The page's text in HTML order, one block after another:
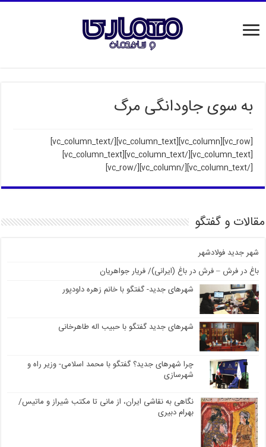
به سوی جاودانگی مرگ
[vc_row][vc_column][vc_column_text]
[/vc_column_text]
[vc_column_text]
[/vc_column_text][vc_column_text]
[/vc_column_text][/vc_column][/vc_row]
مقالات و گفتگو
شهر جدید فولادشهر
باغ در فرش – فرش در باغ (ایرانی)/ فریار جواهریان
شهرهای جدید- گفتگو با خانم زهره داودپور
شهرهای جدید گفتگو با حبیب اله طاهرخانی
چرا شهرهای جدید؟ گفتگو با محمد اسلامی- وزیر راه و
شهرسازی
نگاهی به نقاشی ایران، از مانی تا مکتب شیراز و ماتیس/
بهرام دبیری